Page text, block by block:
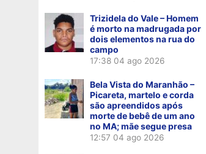
Trizidela do Vale – Homem
é morto na madrugada por
dois elementos na rua do
campo
17:38 04 ago 2026
Bela Vista do Maranhão –
Picareta, martelo e corda
são apreendidos após
morte de bebê de um ano
no MA; mãe segue presa
12:57 04 ago 2026